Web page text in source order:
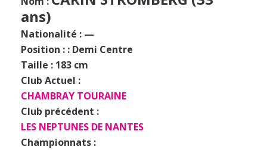
ans)
Nationalité : —
Position : : Demi Centre
Taille : 183 cm
Club Actuel :
CHAMBRAY TOURAINE
Club précédent :
LES NEPTUNES DE NANTES
Championnats :